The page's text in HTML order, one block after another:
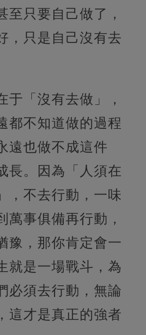
至只要自己做了，
，只是自己沒有去
于「沒有去做」，
都不知道做的過程
遠也做不成這件
長。因為「人須在
，不去行動，一味
萬事俱備再行動，
豫，那你肯定會一
就是一場戰斗，為
必須去行動，無論
這才是真正的強者